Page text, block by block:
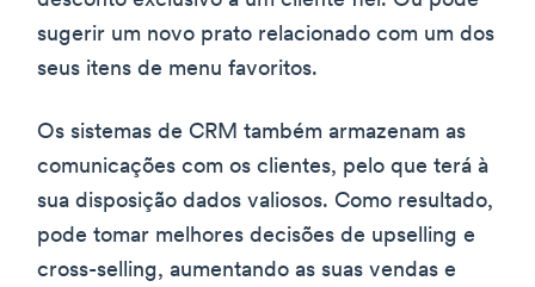
sugerir um novo prato relacionado com um dos
seus itens de menu favoritos.
Os sistemas de CRM também armazenam as
comunicações com os clientes, pelo que terá à
sua disposição dados valiosos. Como resultado,
pode tomar melhores decisões de upselling e
cross-selling, aumentando as suas vendas e